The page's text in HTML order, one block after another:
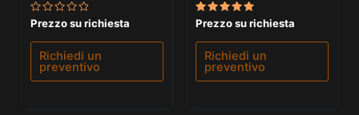
Valutato
0
su
Prezzo su richiesta
Richiedi un
preventivo
Valutato
5.00
su 5
Prezzo su richiesta
Richiedi un
preventivo